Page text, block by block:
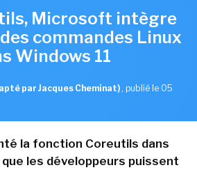
Microsoft intègre
commandes Linux
Windows 11
par Jacques Cheminat) , publié le 05
la fonction Coreutils dans
les développeurs puissent